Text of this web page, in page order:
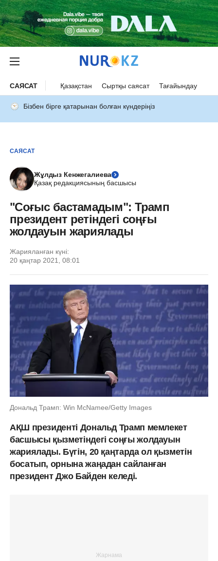
САЯСАТ Қазақстан Сыртқы саясат Тағайындау
Бізбен бірге қатарынан болған күндеріңіз
САЯСАТ
Жұлдыз Кенжегалиева
Қазақ редакциясының басшысы
"Соғыс бастамадым": Трамп
президент ретіндегі соңғы
жолдауын жариялады
Жарияланған күні:
20 қаңтар 2021, 08:01
Дональд Трамп: Win McNamee/Getty Images
АҚШ президенті Дональд Трамп мемлекет
басшысы қызметіндегі соңғы жолдауын
жариялады. Бүгін, 20 қаңтарда ол қызметін
босатып, орнына жаңадан сайланған
президент Джо Байден келеді.